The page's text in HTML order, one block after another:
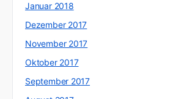
Januar 2018
Dezember 2017
November 2017
Oktober 2017
September 2017